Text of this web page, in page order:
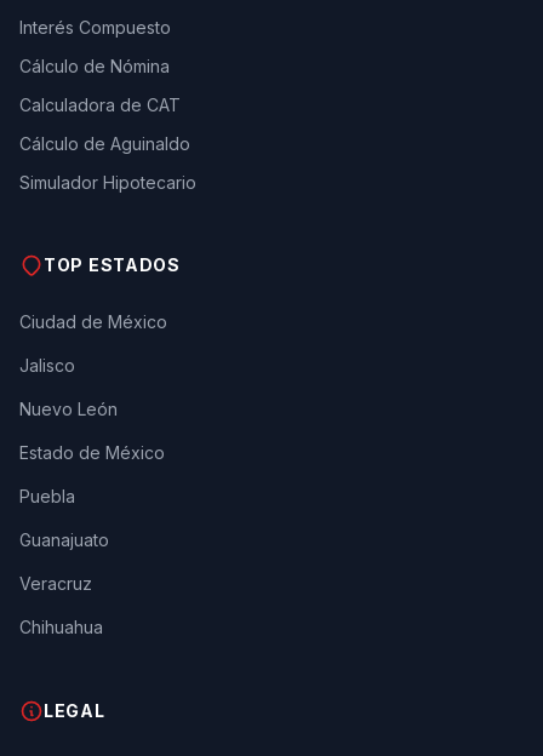
Interés Compuesto
Cálculo de Nómina
Calculadora de CAT
Cálculo de Aguinaldo
Simulador Hipotecario
TOP ESTADOS
Ciudad de México
Jalisco
Nuevo León
Estado de México
Puebla
Guanajuato
Veracruz
Chihuahua
LEGAL